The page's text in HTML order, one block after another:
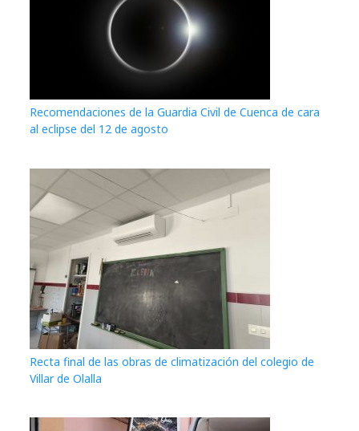
Recomendaciones de la Guardia Civil de Cuenca de cara
al eclipse del 12 de agosto
Recta final de las obras de climatización del colegio de
Villar de Olalla